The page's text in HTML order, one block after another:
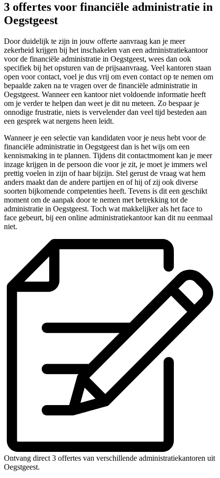
3 offertes voor financiële administratie in
Oegstgeest
Door duidelijk te zijn in jouw offerte aanvraag kan je meer
zekerheid krijgen bij het inschakelen van een administratiekantoor
voor de financiële administratie in Oegstgeest, wees dan ook
specifiek bij het opsturen van de prijsaanvraag. Veel kantoren staan
open voor contact, voel je dus vrij om even contact op te nemen om
bepaalde zaken na te vragen over de financiële administratie in
Oegstgeest. Wanneer een kantoor niet voldoende informatie heeft
om je verder te helpen dan weet je dit nu meteen. Zo bespaar je
onnodige frustratie, niets is vervelender dan veel tijd besteden aan
een gesprek wat nergens heen leidt.
Wanneer je een selectie van kandidaten voor je neus hebt voor de
financiële administratie in Oegstgeest dan is het wijs om een
kennismaking in te plannen. Tijdens dit contactmoment kan je meer
inzage krijgen in de persoon die voor je zit, je moet je immers wel
prettig voelen in zijn of haar bijzijn. Stel gerust de vraag wat hem
anders maakt dan de andere partijen en of hij of zij ook diverse
soorten bijkomende competenties heeft. Tevens is dit een geschikt
moment om de aanpak door te nemen met betrekking tot de
administratie in Oegstgeest. Toch wat makkelijker als het face to
face gebeurt, bij een online administratiekantoor kan dit nu eenmaal
niet.
Ontvang direct 3 offertes van verschillende administratiekantoren uit
Oegstgeest.